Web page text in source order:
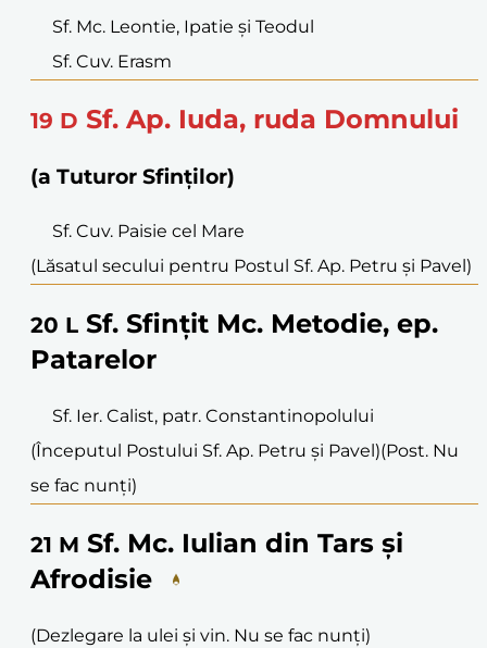
Sf. Mc. Leontie, Ipatie și Teodul
Sf. Cuv. Erasm
19 D Sf. Ap. Iuda, ruda Domnului
(a Tuturor Sfinților)
Sf. Cuv. Paisie cel Mare
(Lăsatul secului pentru Postul Sf. Ap. Petru și Pavel)
20 L Sf. Sfințit Mc. Metodie, ep.
Patarelor
Sf. Ier. Calist, patr. Constantinopolului
(Începutul Postului Sf. Ap. Petru și Pavel)(Post. Nu
se fac nunți)
21 M Sf. Mc. Iulian din Tars și
Afrodisie
(Dezlegare la ulei și vin. Nu se fac nunți)